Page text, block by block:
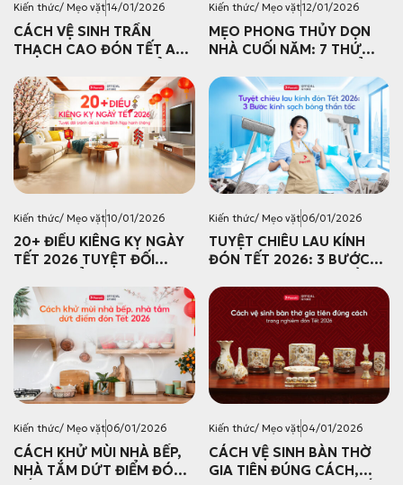
Kiến thức/ Mẹo vặt14/01/2026
CÁCH VỆ SINH TRẦN
THẠCH CAO ĐÓN TẾT AN
RƠI XUỐNG SÀN
Kiến thức/ Mẹo vặt12/01/2026
MẸO PHONG THỦY DỌN
NHÀ CUỐI NĂM: 7 THỨ
RƯỚC TÀI LỘC VÀO NHÀ
TẾT 2026
Kiến thức/ Mẹo vặt10/01/2026
20+ ĐIỀU KIÊNG KỴ NGÀY
TẾT 2026 TUYỆT ĐỐI
NGỌ HANH THÔNG
Kiến thức/ Mẹo vặt06/01/2026
TUYỆT CHIÊU LAU KÍNH
ĐÓN TẾT 2026: 3 BƯỚC
TỐC
Kiến thức/ Mẹo vặt06/01/2026
CÁCH KHỬ MÙI NHÀ BẾP,
NHÀ TẮM DỨT ĐIỂM ĐÓN
Kiến thức/ Mẹo vặt04/01/2026
CÁCH VỆ SINH BÀN THỜ
GIA TIÊN ĐÚNG CÁCH,